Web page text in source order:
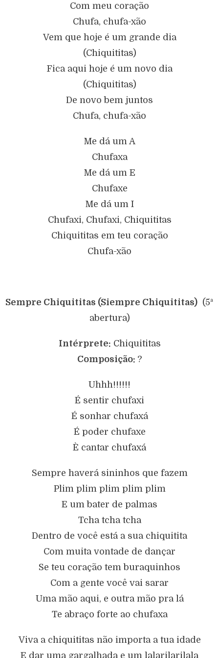
Com meu coração
Chufa, chufa-xão
Vem que hoje é um grande dia
(Chiquititas)
Fica aqui hoje é um novo dia
(Chiquititas)
De novo bem juntos
Chufa, chufa-xão
Me dá um A
Chufaxa
Me dá um E
Chufaxe
Me dá um I
Chufaxi, Chufaxi, Chiquititas
Chiquititas em teu coração
Chufa-xão
Sempre Chiquititas (Siempre Chiquititas) (5ª
abertura)
Intérprete: Chiquititas
Composição: ?
Uhhh!!!!!!
É sentir chufaxi
É sonhar chufaxá
É poder chufaxe
È cantar chufaxá
Sempre haverá sininhos que fazem
Plim plim plim plim plim
E um bater de palmas
Tcha tcha tcha
Dentro de você está a sua chiquitita
Com muita vontade de dançar
Se teu coração tem buraquinhos
Com a gente você vai sarar
Uma mão aqui, e outra mão pra lá
Te abraço forte ao chufaxa
Viva a chiquititas não importa a tua idade
E dar uma gargalhada e um lalarilarilala